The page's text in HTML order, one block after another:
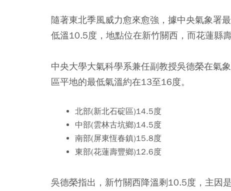
隨著東北季風威力愈來愈強，據中央氣象署
低溫10.5度，地點位在新竹關西，而花蓮縣
中央大學大氣科學系兼任副教授吳德榮在氣
區平地的最低氣溫約在13至16度。
北部(新北石碇區)14.5度
中部(雲林古坑鄉)14.5度
南部(屏東恆春鎮)15.8度
東部(花蓮壽豐鄉)12.6度
吳德榮指出，新竹關西降溫剩10.5度，主因